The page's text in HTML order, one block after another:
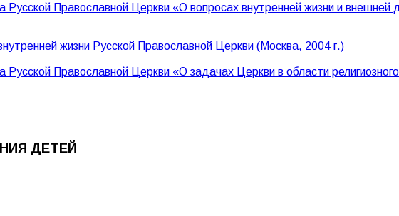
Православной Церкви «О вопросах внутренней жизни и внешней
жизни Русской Православной Церкви (Москва, 2004 г.)
Православной Церкви «О задачах Церкви в области
ДЕТЕЙ